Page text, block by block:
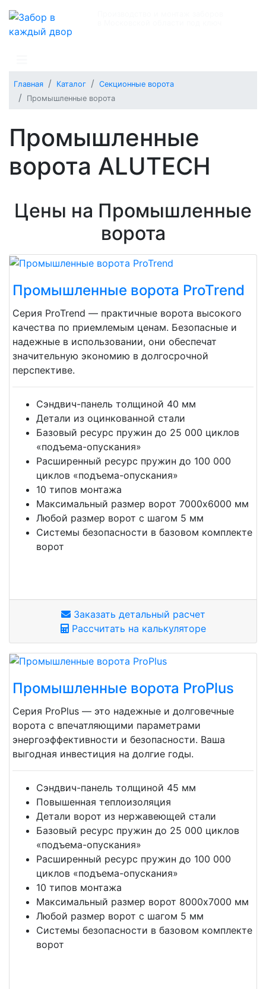
Главная Каталог
Секционные ворота
Промышленные ворота
Промышленные
ворота ALUTECH
Цены на Промышленные
ворота
Промышленные ворота ProTrend
Серия ProTrend — практичные ворота высокого
качества по приемлемым ценам. Безопасные и
надежные в использовании, они обеспечат
значительную экономию в долгосрочной
перспективе.
Сэндвич-панель толщиной 40 мм
Детали из оцинкованной стали
Базовый ресурс пружин до 25 000 циклов
«подъема-опускания»
Расширенный ресурс пружин до 100 000
циклов «подъема-опускания»
10 типов монтажа
Максимальный размер ворот 7000х6000 мм
Любой размер ворот с шагом 5 мм
Системы безопасности в базовом комплекте
ворот
Заказать детальный расчет
Рассчитать на калькуляторе
Промышленные ворота ProPlus
Серия ProPlus — это надежные и долговечные
ворота с впечатляющими параметрами
энергоэффективности и безопасности. Ваша
выгодная инвестиция на долгие годы.
Сэндвич-панель толщиной 45 мм
Повышенная теплоизоляция
Детали ворот из нержавеющей стали
Базовый ресурс пружин до 25 000 циклов
«подъема-опускания»
Расширенный ресурс пружин до 100 000
циклов «подъема-опускания»
10 типов монтажа
Максимальный размер ворот 8000х7000 мм
Любой размер ворот с шагом 5 мм
Системы безопасности в базовом комплекте
ворот